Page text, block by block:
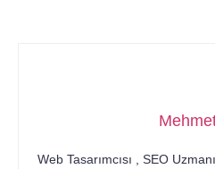
Web Tasarımcısı , SEO